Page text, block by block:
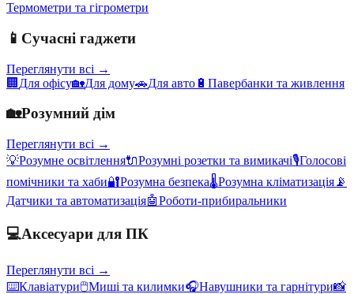
Термометри та гігрометри
📱 Сучасні гаджети
Переглянути всі →
🏢 Для офісу🏡Для дому🚗Для авто 🔋 Павербанки та живлення
🏡Розумний дім
Переглянути всі →
💡Розумне освітлення🔌Розумні розетки та вимикачі🎙️Голосові
помічники та хаби🔐Розумна безпека🌡️Розумна кліматизація 📡
Датчики та автоматизація🤖Роботи-прибиральники
💻Аксесуари для ПК
Переглянути всі →
⌨️Клавіатури🖱️Миші та килимки🎧Навушники та гарнітури📸